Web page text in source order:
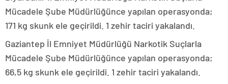
Mücadele Şube Müdürlüğünce yapılan operasyonda;
171 kg skunk ele geçirildi. 1 zehir taciri yakalandı.
Gaziantep İl Emniyet Müdürlüğü Narkotik Suçlarla
Mücadele Şube Müdürlüğünce yapılan operasyonda;
66,5 kg skunk ele geçirildi. 1 zehir taciri yakalandı.